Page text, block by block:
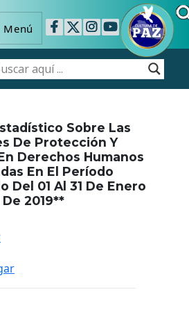
Menú
Sobre Las
De Protección Y
Derechos Humanos
En El Período
Del 01 Al 31 De Enero
De 2019**